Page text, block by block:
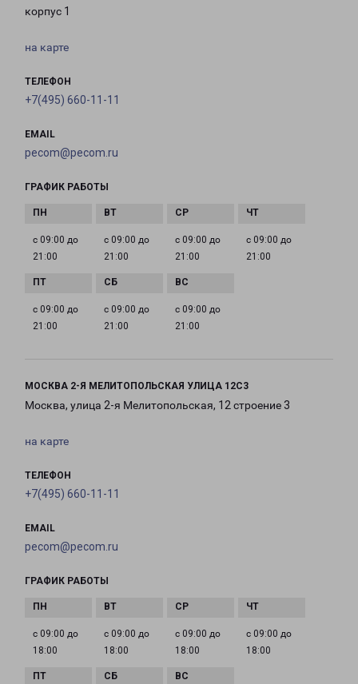
корпус 1
на карте
ТЕЛЕФОН
+7(495) 660-11-11
EMAIL
pecom@pecom.ru
ГРАФИК РАБОТЫ
с 09:00 до
21:00
с 09:00 до
21:00
с 09:00 до
21:00
с 09:00 до
21:00
с 09:00 до
21:00
с 09:00 до
21:00
с 09:00 до
21:00
МОСКВА 2-Я МЕЛИТОПОЛЬСКАЯ УЛИЦА 12С3
Москва, улица 2-я Мелитопольская, 12 строение 3
на карте
ТЕЛЕФОН
+7(495) 660-11-11
EMAIL
pecom@pecom.ru
ГРАФИК РАБОТЫ
с 09:00 до
18:00
с 09:00 до
18:00
с 09:00 до
18:00
с 09:00 до
18:00